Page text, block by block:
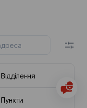
Відділення
Пункти